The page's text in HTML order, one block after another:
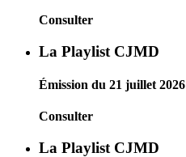
Consulter
La Playlist CJMD
Émission du 21 juillet 2026
Consulter
La Playlist CJMD